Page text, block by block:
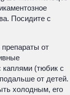
Посидите с
от
каплями (тюбик с
от детей.
холодным, его